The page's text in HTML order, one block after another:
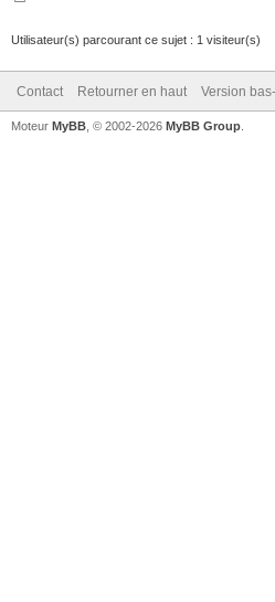
Utilisateur(s) parcourant ce sujet : 1 visiteur(s)
Contact Retourner en haut Version
Moteur MyBB , © 2002-2026 MyBB Group